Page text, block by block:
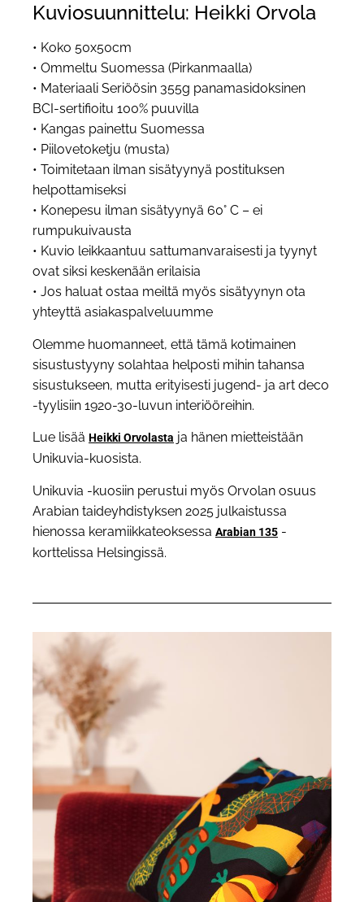
Kuviosuunnittelu: Heikki Orvola
• Koko 50x50cm
• Ommeltu Suomessa (Pirkanmaalla)
• Materiaali Seriöösin 355g panamasidoksinen
BCI-sertifioitu 100% puuvilla
• Kangas painettu Suomessa
• Piilovetoketju (musta)
• Toimitetaan ilman sisätyynyä postituksen
helpottamiseksi
• Konepesu ilman sisätyynyä 60° C – ei
rumpukuivausta
• Kuvio leikkaantuu sattumanvaraisesti ja tyynyt
ovat siksi keskenään erilaisia
• Jos haluat ostaa meiltä myös sisätyynyn ota
yhteyttä asiakaspalveluumme
Olemme huomanneet, että tämä kotimainen
sisustustyyny solahtaa helposti mihin tahansa
sisustukseen, mutta erityisesti jugend- ja art deco
-tyylisiin 1920-30-luvun interiööreihin.
Lue lisää Heikki Orvolasta ja hänen mietteistään
Unikuvia-kuosista.
Unikuvia -kuosiin perustui myös Orvolan osuus
Arabian taideyhdistyksen 2025 julkaistussa
hienossa keramiikkateoksessa Arabian 135 -
korttelissa Helsingissä.